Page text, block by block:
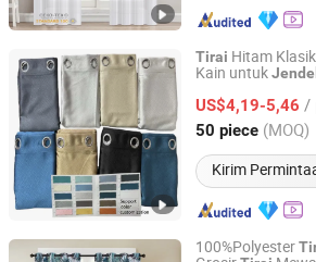
Tirai Hitam
Kain untuk
US$4,19-5,46 /
50 piece (MOQ)
Kirim
Shaoxing Xinyue Textile Co., Ltd.
Zhejiang, China Harga
100%Polyester